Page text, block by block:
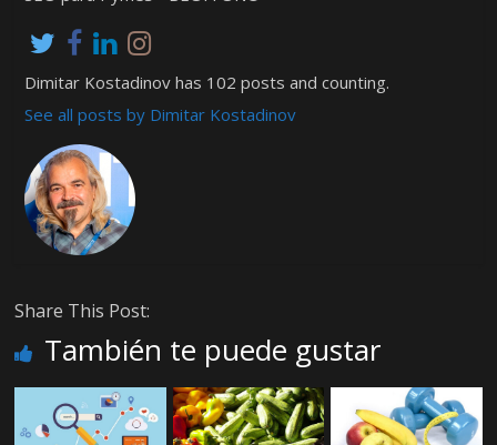
Dimitar Kostadinov has 102 posts and counting.
See all posts by Dimitar Kostadinov
Share This Post:
También te puede gustar